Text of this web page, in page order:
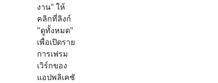
งาน" ให้
คลิกที่ลิงก์
"ดูทั้งหมด"
เพื่อเปิดราย
การเฟรม
เวิร์กของ
แอปพลิเคชั